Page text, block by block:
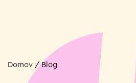
Domov /Blog